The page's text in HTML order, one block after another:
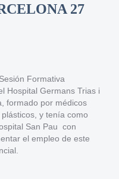
27
Formativa
Hospital Germans Trias i
formado por médicos
y tenía como
San Pau con
el empleo de este